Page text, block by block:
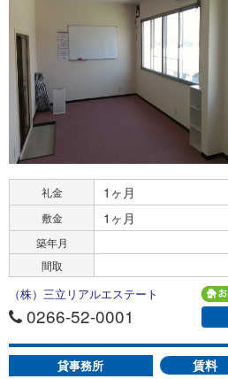
礼金 1ヶ月
敷金 1ヶ月
築年月
間取
（株）三立リアルエステート
0266-52-0001
貸事務所 賃料